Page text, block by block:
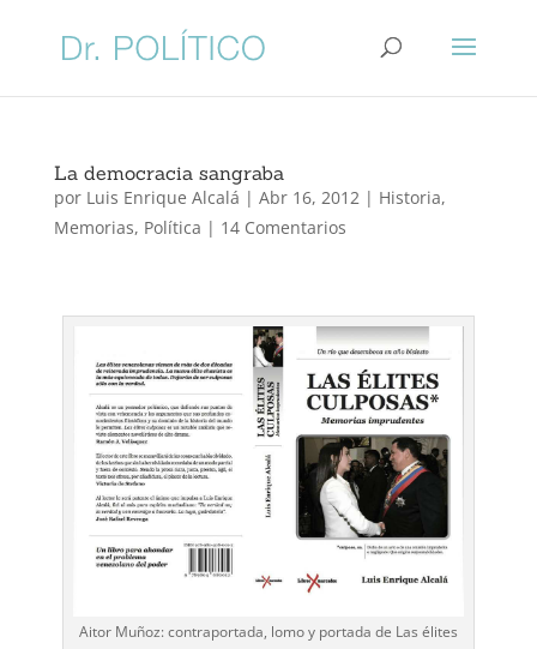
La democracia sangraba
por Luis Enrique Alcalá | Abr 16, 2012| Historia,
Memorias, Política | 14 Comentarios
Aitor Muñoz: contraportada, lomo y portada de Las élites